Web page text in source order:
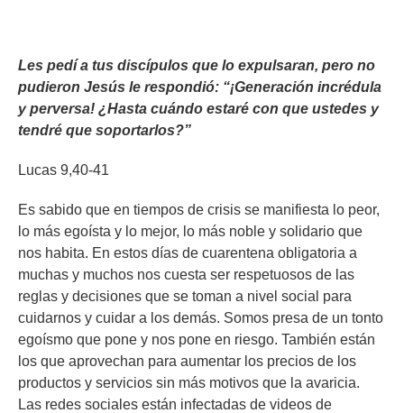
Les pedí a tus discípulos que lo expulsaran, pero no
pudieron Jesús le respondió: “¡Generación incrédula
y perversa! ¿Hasta cuándo estaré con que ustedes y
tendré que soportarlos?”
Lucas 9,40-41
Es sabido que en tiempos de crisis se manifiesta lo peor,
lo más egoísta y lo mejor, lo más noble y solidario que
nos habita. En estos días de cuarentena obligatoria a
muchas y muchos nos cuesta ser respetuosos de las
reglas y decisiones que se toman a nivel social para
cuidarnos y cuidar a los demás. Somos presa de un tonto
egoísmo que pone y nos pone en riesgo. También están
los que aprovechan para aumentar los precios de los
productos y servicios sin más motivos que la avaricia.
Las redes sociales están infectadas de videos de